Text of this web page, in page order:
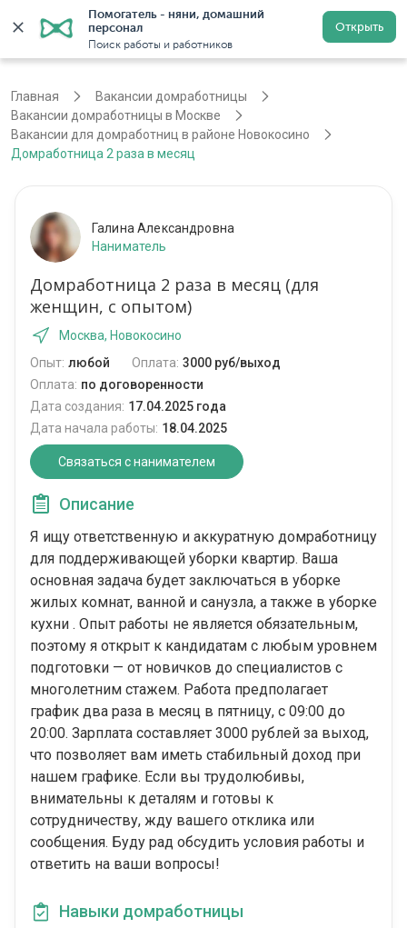
Помогатель - няни, домашний
персонал
Поиск работы и работников
Открыть
Регистрация
Главная
Вакансии домработницы
Вакансии домработницы в Москве
Вакансии для домработниц в районе Новокосино
Домработница 2 раза в месяц
Галина Александровна
Наниматель
Домработница 2 раза в месяц (для
женщин, с опытом)
Москва, Новокосино
Опыт: любой Оплата: 3000 руб/выход
Оплата: по договоренности
Дата создания: 17.04.2025 года
Дата начала работы: 18.04.2025
Связаться с нанимателем
Описание
Я ищу ответственную и аккуратную домработницу
для поддерживающей уборки квартир. Ваша
основная задача будет заключаться в уборке
жилых комнат, ванной и санузла, а также в уборке
кухни . Опыт работы не является обязательным,
поэтому я открыт к кандидатам с любым уровнем
подготовки — от новичков до специалистов с
многолетним стажем. Работа предполагает
график два раза в месяц в пятницу, с 09:00 до
20:00. Зарплата составляет 3000 рублей за выход,
что позволяет вам иметь стабильный доход при
нашем графике. Если вы трудолюбивы,
внимательны к деталям и готовы к
сотрудничеству, жду вашего отклика или
сообщения. Буду рад обсудить условия работы и
ответить на ваши вопросы!
Навыки домработницы